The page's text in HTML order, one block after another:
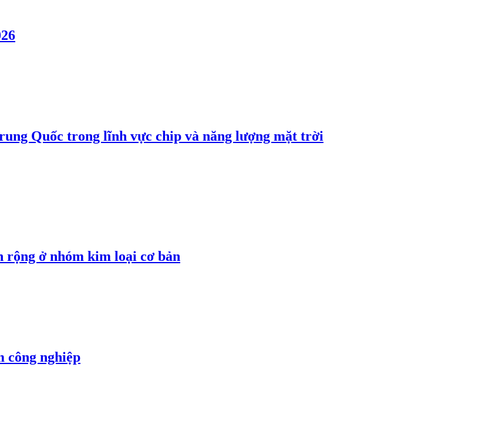
Quốc trong lĩnh vực chip và năng lượng mặt trời
rộng ở nhóm kim loại cơ bản
công nghiệp